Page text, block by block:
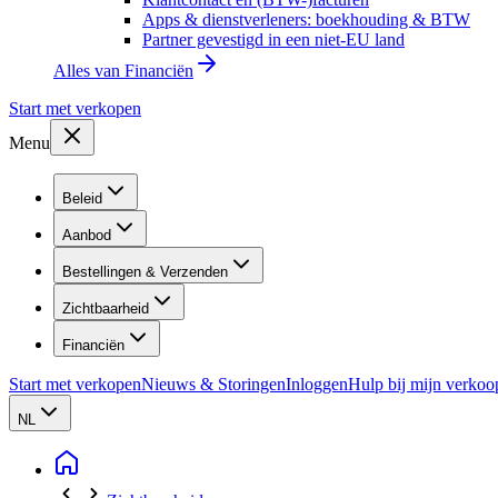
Apps & dienstverleners: boekhouding & BTW
Partner gevestigd in een niet-EU land
Alles van Financiën
Start met verkopen
Menu
Beleid
Aanbod
Bestellingen & Verzenden
Zichtbaarheid
Financiën
Start met verkopenNieuws & StoringenInloggenHulp bij mijn
NL